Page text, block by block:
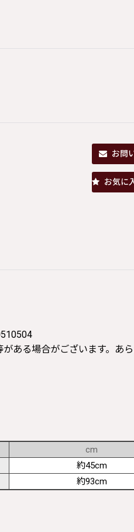
お問
お気に
ある場合がございます。あ
cm
約45cm
約93cm